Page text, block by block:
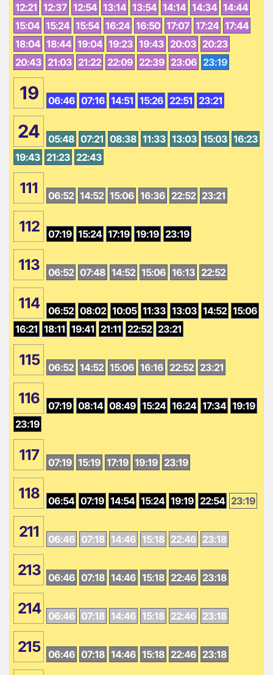
12:21 12:37 12:54 13:14 13:54 14:14 14:34 14:44
15:04 15:24 15:54 16:24 16:50 17:07 17:24 17:44
18:04 18:44 19:04 19:23 19:43 20:03 20:23
20:43 21:03 21:22 22:09 22:39 23:06 23:19
19 06:46 07:16 14:51 15:26 22:51 23:21
24 05:48 07:21 08:38 11:33 13:03 15:03 16:23
19:43 21:23 22:43
111 06:52 14:52 15:06 16:36 22:52 23:21
112 07:19 15:24 17:19 19:19 23:19
113 06:52 07:48 14:52 15:06 16:13 22:52
114 06:52 08:02 10:05 11:33 13:03 14:52 15:06
16:21 18:11 19:41 21:11 22:52 23:21
115 06:52 14:52 15:06 16:16 22:52 23:21
116 07:19 08:14 08:49 15:24 16:24 17:34 19:19
23:19
117 07:19 15:19 17:19 19:19 23:19
118 06:54 07:19 14:54 15:24 19:19 22:54 23:19
211 06:46 07:18 14:46 15:18 22:46 23:18
213 06:46 07:18 14:46 15:18 22:46 23:18
214 06:46 07:18 14:46 15:18 22:46 23:18
215 06:46 07:18 14:46 15:18 22:46 23:18